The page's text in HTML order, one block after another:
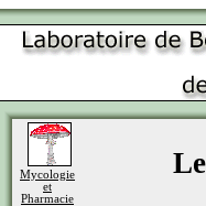
Mycologie
et
Pharmacie